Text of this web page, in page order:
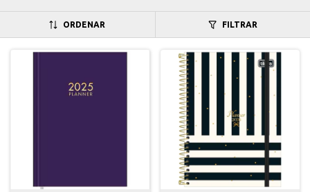
ORDENAR FILTRAR